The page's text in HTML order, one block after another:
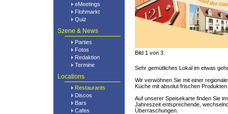
eMeetings
Flohmarkt
Quiz
Szene & News
Parties
Fotos
Redaktion
Termine
Locations
Restaurants
Discos
Bars
Cafes
Bild 1 von 3
Sehr gemütliches Lokal im etwas
Wir verwöhnen Sie mit einer
Küche mit absolut frischen Produkten.
Auf unserer Speisekarte finden Sie
Jahreszeit entsprechende,
Überraschungen.